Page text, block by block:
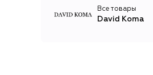
Все товары
David Koma